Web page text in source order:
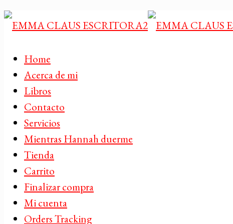
Home
Acerca de mi
Libros
Contacto
Servicios
Mientras Hannah duerme
Tienda
Carrito
Finalizar compra
Mi cuenta
Orders Tracking